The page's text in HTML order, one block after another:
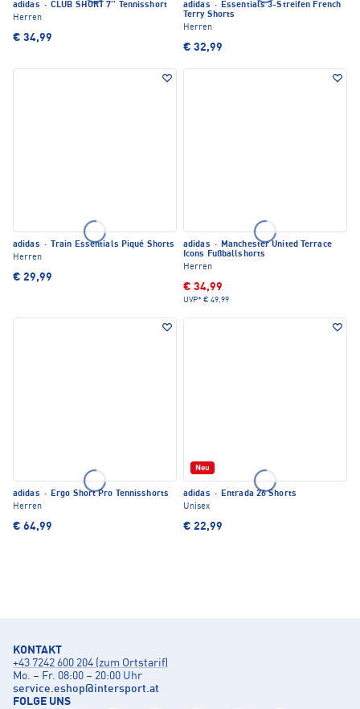
adidas · CLUB SHORT 7'' Tennisshort
Herren
€ 34,99
adidas · Essentials 3-Streifen French
Terry Shorts
Herren
€ 32,99
adidas ·
Train Essentials Piqué Shorts
Herren
€ 29,99
adidas · Manchester United Terrace
Icons Fußballshorts
Herren
€ 34,99
UVP* € 49,99
adidas · Ergo Short Pro Tennisshorts
Herren
€ 64,99
Neu
adidas · Entrada 26 Shorts
Unisex
€ 22,99
KONTAKT
+43 7242 600 204 (zum Ortstarif)
Mo. – Fr. 08:00 – 20:00 Uhr
service.eshop@intersport.at
FOLGE UNS